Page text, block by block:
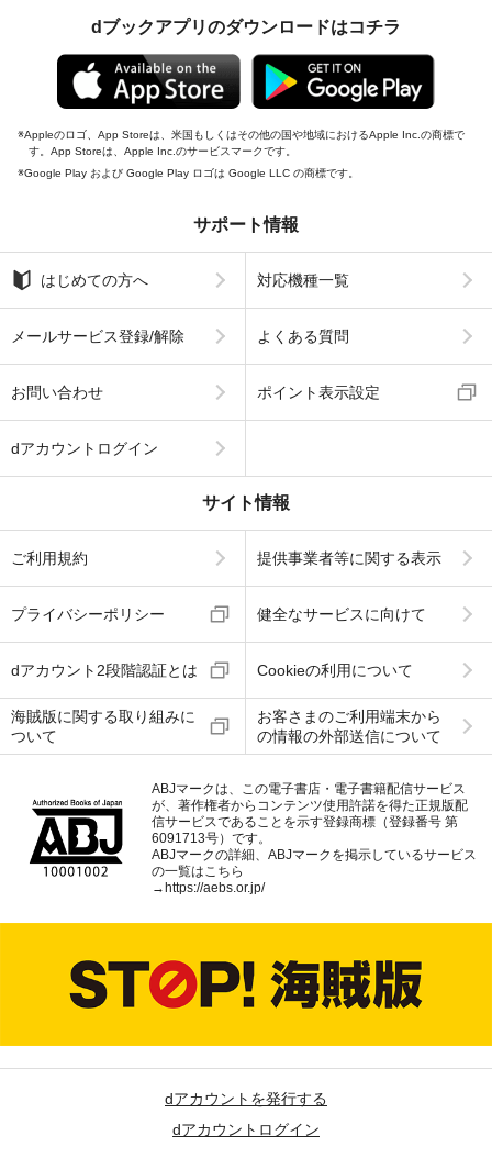
dブックアプリのダウンロードはコチラ
Appleのロゴ、App Storeは、米国もしくはその他の国や地域におけるApple Inc.の商標で
す。App Storeは、Apple Inc.のサービスマークです。
Google Play および Google Play ロゴは Google LLC の商標です。
サポート情報
はじめての方へ 対応機種一覧
メールサービス登録/解除 よくある質問
お問い合わせ ポイント表示設定
dアカウントログイン
サイト情報
ご利用規約 提供事業者等に関する表示
プライバシーポリシー 健全なサービスに向けて
dアカウント2段階認証とは Cookieの利用について
海賊版に関する取り組みに
ついて
お客さまのご利用端末から
の情報の外部送信について
ABJマークは、この電子書店・電子書籍配信サービス
が、著作権者からコンテンツ使用許諾を得た正規版配
信サービスであることを示す登録商標（登録番号 第
6091713号）です。
ABJマークの詳細、ABJマークを掲示しているサービス
の一覧はこちら
→https://aebs.or.jp/
dアカウントを発行する
dアカウントログイン